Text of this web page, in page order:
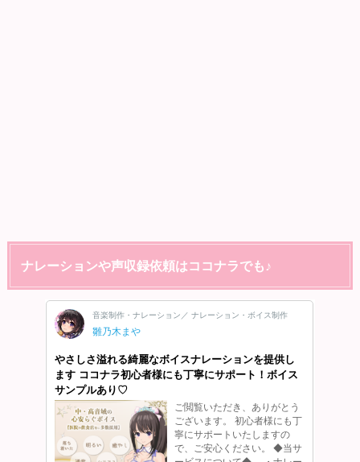
ナレーションや声収録依頼はココナラでも♪